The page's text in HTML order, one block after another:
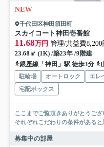
NEW
千代田区神田須田町
スカイコート神田壱番館
11.68万円 管理/共益費8,200
23.68㎡ (1K) /築23年 /9階建
銀座線「神田」駅 徒歩3分
駐輪場 オートロック エレ
宅配ボックス
ここまでご覧頂きありがとうございます。 お部屋探しの
それぞれこだわりの条件がある
募集中の部屋